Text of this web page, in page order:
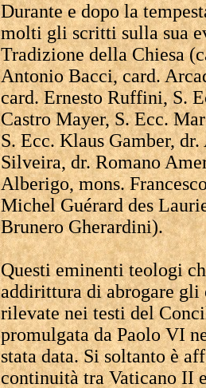
Durante e dopo la
molti gli scritti sulla sua
Tradizione della Chiesa
Antonio Bacci, card.
card. Ernesto Ruffini, S.
Castro Mayer, S. Ecc.
S. Ecc. Klaus Gamber,
Silveira, dr. Romano
Alberigo, mons.
Michel Guérard des
Brunero Gherardini).
Questi eminenti teologi
addirittura di abrogare gli
rilevate nei testi del
promulgata da Paolo VI
stata data. Si soltanto è
continuità tra Vaticano II